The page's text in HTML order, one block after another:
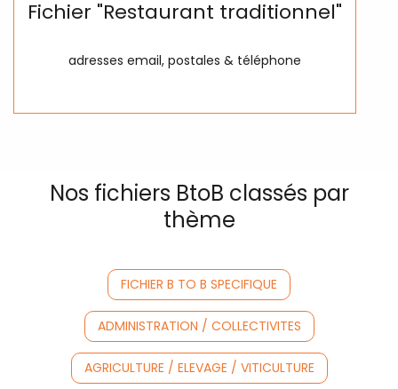
Fichier "Restaurant traditionnel"
adresses email, postales & téléphone
Nos fichiers BtoB classés par
thème
FICHIER B TO B SPECIFIQUE
ADMINISTRATION / COLLECTIVITES
AGRICULTURE / ELEVAGE / VITICULTURE